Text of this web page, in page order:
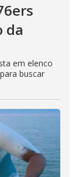
da
em elenco
buscar